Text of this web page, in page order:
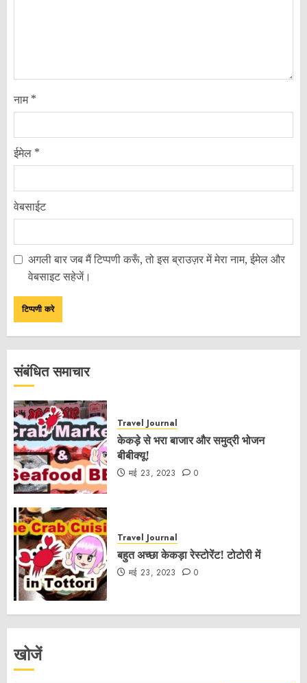
नाम*
ईमेल *
वेबसाईट
अगली बार जब मैं टिप्पणी करूँ, तो इस ब्राउज़र में मेरा नाम, ईमेल और
वेबसाइट सहेजें।
संबंधित समाचार
Travel Journal
केकड़े से भरा बाजार और समुद्री भोजन
बीबीक्यू!
मई 23, 2023 0
Travel Journal
बहुत अच्छा केकड़ा रेस्टोरेंट! टोटोरी में
मई 23, 2023 0
खोजें